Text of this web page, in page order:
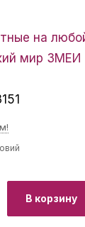
на
мир ЗМЕИ
В корзину